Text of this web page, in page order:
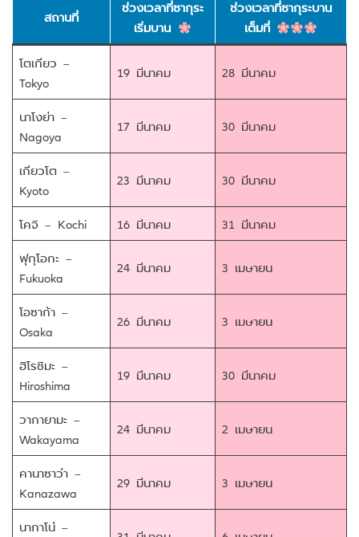
สถานที่
ช่วงเวลาที่ซากุระ
เริ่มบาน
ช่วงเวลาที่ซากุระบาน
เต็มที่
โตเกียว –
Tokyo
19 มีนาคม 28 มีนาคม
นาโงย่า –
Nagoya
17 มีนาคม 30 มีนาคม
เกียวโต –
Kyoto
23 มีนาคม 30 มีนาคม
โคจิ – Kochi 16 มีนาคม 31 มีนาคม
ฟุกุโอกะ –
Fukuoka
24 มีนาคม 3 เมษายน
โอซาก้า –
Osaka
26 มีนาคม 3 เมษายน
ฮิโรชิมะ –
Hiroshima
19 มีนาคม 30 มีนาคม
วากายามะ –
Wakayama
24 มีนาคม 2 เมษายน
คานาซาว่า –
Kanazawa
29 มีนาคม 3 เมษายน
นากาโน่ –